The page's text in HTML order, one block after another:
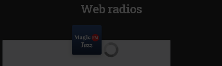
Web radios